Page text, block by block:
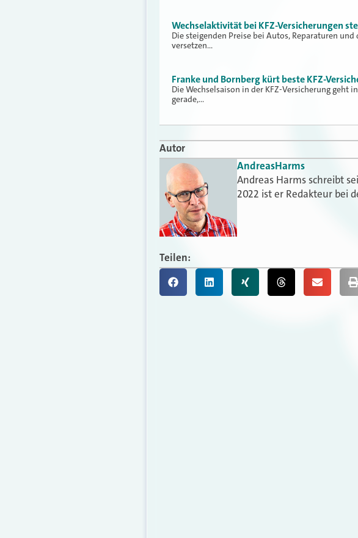
Wechselaktivität bei KFZ-Versicherungen
Die steigenden Preise bei Autos, Reparaturen
versetzen…
Franke und Bornberg kürt beste KFZ-
Die Wechselsaison in der KFZ-Versicherung geht
gerade,…
Autor
AndreasHarms
Andreas Harms schreibt
2022 ist er Redakteur bei
Teilen: